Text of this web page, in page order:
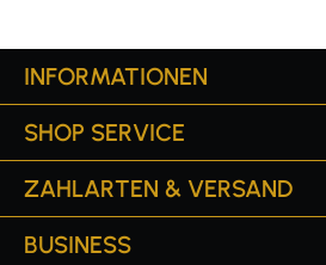
INFORMATIONEN
SHOP SERVICE
ZAHLARTEN & VERSAND
BUSINESS